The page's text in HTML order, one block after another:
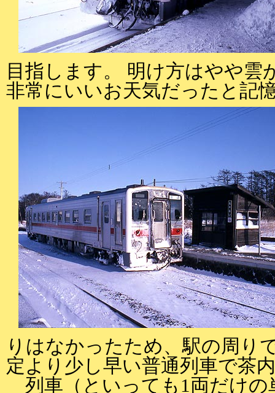
目指します。 明け方はやや雲
非常にいいお天気だったと記
りはなかったため、駅の周り
定より少し早い普通列車で茶
列車（といっても1両だけの